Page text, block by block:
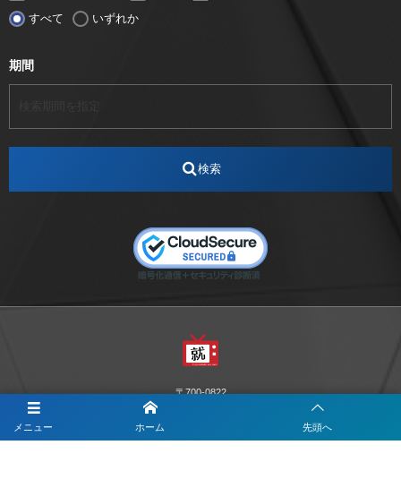
メニュー ホーム 先頭へ
LUGZ ENTERTAINMENT
エスタカヤ電子工業
オンライン カイタック
キーエンス流性弱説経営 キーエンス解剖
セレクトショップ
ナカシマプロペラ ナカシマプロペラ株式会社
ノートルダム ノートルダム清心
すべて いずれか
期間
検索
〒700-0822
岡山市北区表町1-10-34山陽ビル2階
Y&I Communication.LABO